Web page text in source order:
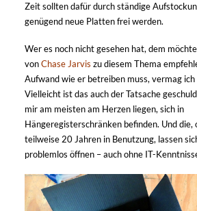
Zeit sollten dafür durch ständige
genügend neue Platten frei werden.
Wer es noch nicht gesehen hat, dem
vonChase Jarvis zu diesem Thema
Aufwand wie er betreiben muss, vermag
Vielleicht ist das auch der Tatsache
mir am meisten am Herzen liegen, sich in
Hängeregisterschränken befinden. Und die,
teilweise 20 Jahren in Benutzung, lassen
problemlos öffnen – auch ohne IT-